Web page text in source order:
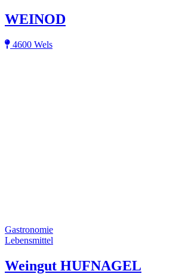
WEINOD
4600 Wels
Gastronomie
Lebensmittel
Weingut HUFNAGEL